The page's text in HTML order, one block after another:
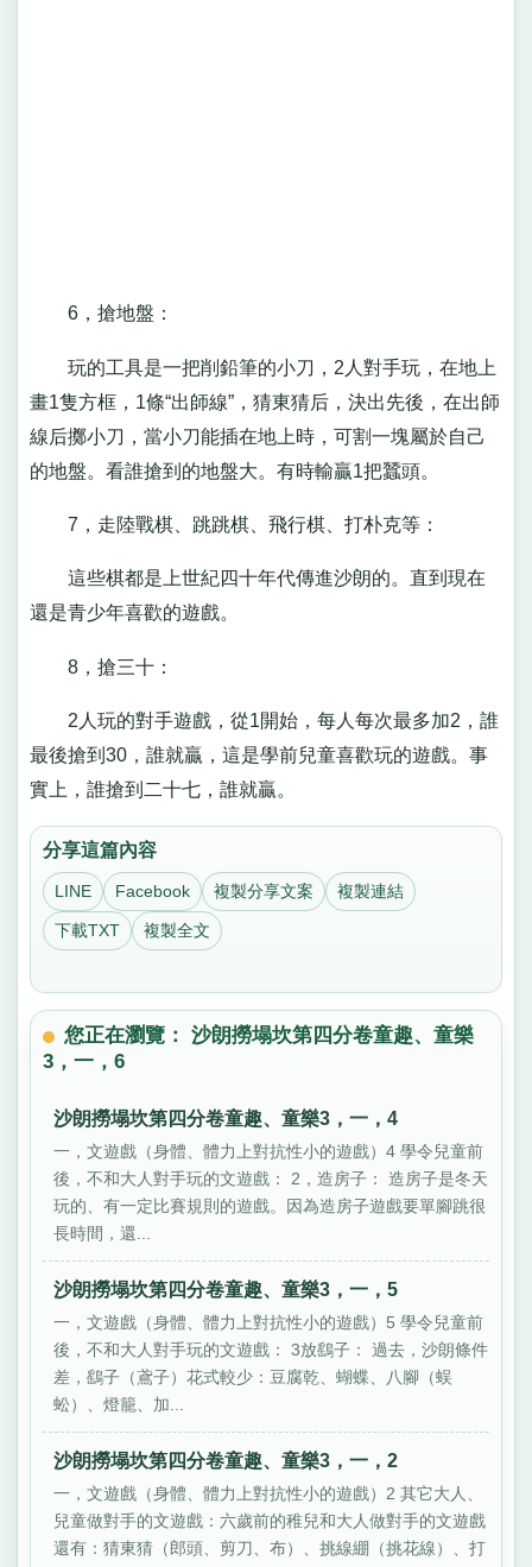
6，搶地盤：
玩的工具是一把削鉛筆的小刀，2人對手玩，在地上
畫1隻方框，1條“出師線”，猜東猜后，決出先後，在出師
線后擲小刀，當小刀能插在地上時，可割一塊屬於自己
的地盤。看誰搶到的地盤大。有時輸贏1把蠶頭。
7，走陸戰棋、跳跳棋、飛行棋、打朴克等：
這些棋都是上世紀四十年代傳進沙朗的。直到現在
還是青少年喜歡的遊戲。
8，搶三十：
2人玩的對手遊戲，從1開始，每人每次最多加2，誰
最後搶到30，誰就贏，這是學前兒童喜歡玩的遊戲。事
實上，誰搶到二十七，誰就贏。
分享這篇內容
LINE Facebook 複製分享文案 複製連結
下載TXT 複製全文
您正在瀏覽： 沙朗撈塌坎第四分卷童趣、童樂
3，一，6
沙朗撈塌坎第四分卷童趣、童樂3，一，4
一，文遊戲（身體、體力上對抗性小的遊戲）4 學令兒童前
後，不和大人對手玩的文遊戲： 2，造房子： 造房子是冬天
玩的、有一定比賽規則的遊戲。因為造房子遊戲要單腳跳很
長時間，還...
沙朗撈塌坎第四分卷童趣、童樂3，一，5
一，文遊戲（身體、體力上對抗性小的遊戲）5 學令兒童前
後，不和大人對手玩的文遊戲： 3放鷂子： 過去，沙朗條件
差，鷂子（鳶子）花式較少：豆腐乾、蝴蝶、八腳（蜈
蚣）、燈籠、加...
沙朗撈塌坎第四分卷童趣、童樂3，一，2
一，文遊戲（身體、體力上對抗性小的遊戲）2 其它大人、
兒童做對手的文遊戲：六歲前的稚兒和大人做對手的文遊戲
還有：猜東猜（郎頭、剪刀、布）、挑線綳（挑花線）、打